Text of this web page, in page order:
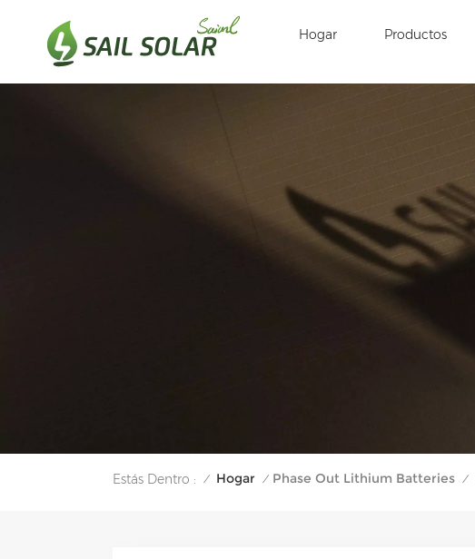
Hogar Productos
Estás Dentro : / Hogar / Phase Out Lithium Batteries /